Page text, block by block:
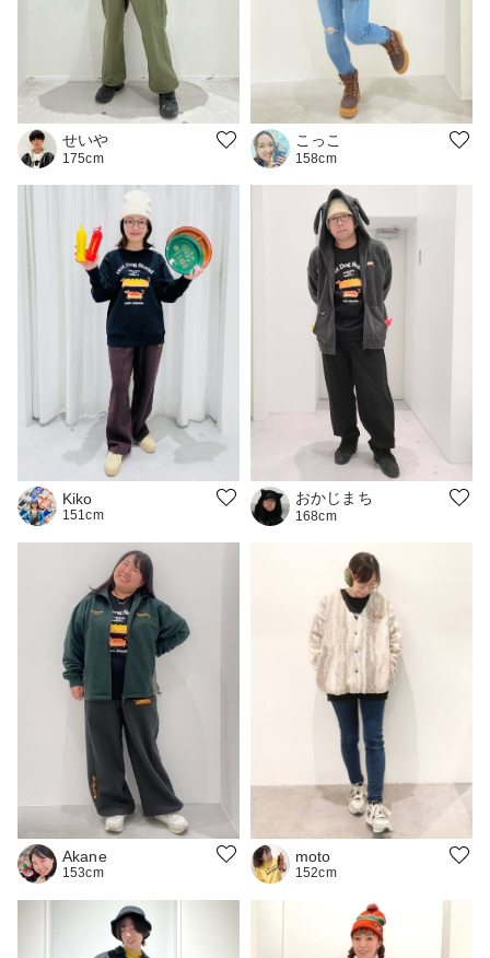
せいや
175cm
こっこ
158cm
Kiko
151cm
おかじまち
168cm
Akane
153cm
moto
152cm